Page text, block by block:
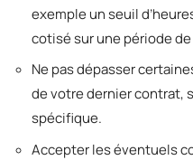
exemple un seuil
cotisé sur une période
Ne pas dépasser
de votre dernier contrat,
spécifique.
Accepter les éventuels